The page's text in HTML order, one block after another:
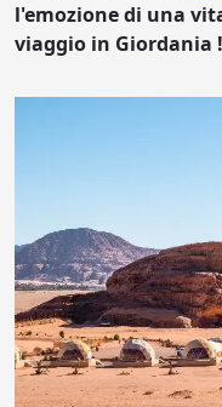
l'emozione di una
viaggio in Giordania !